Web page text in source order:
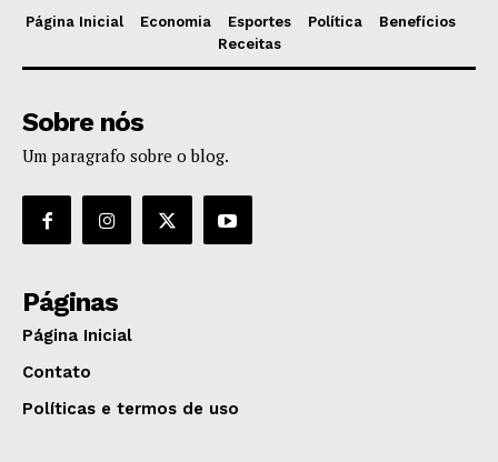
Página Inicial Economia Esportes Política
Benefícios
Receitas
Sobre nós
Um paragrafo sobre o blog.
Páginas
Página Inicial
Contato
Políticas e termos de uso